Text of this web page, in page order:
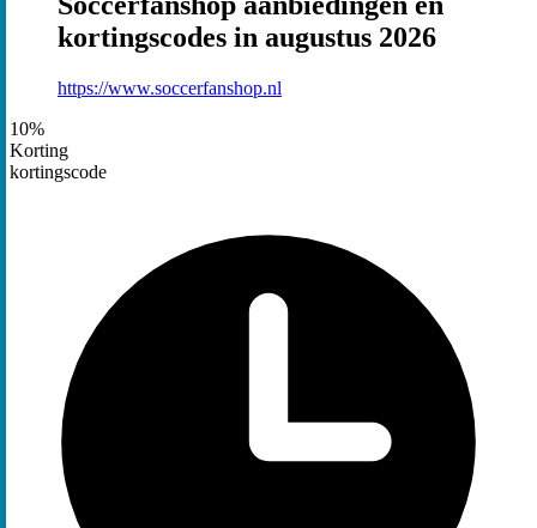
kortingscodes in augustus 2026
https://www.soccerfanshop.nl
10%
Korting
kortingscode